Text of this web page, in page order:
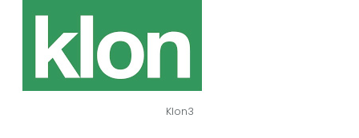
Klon3